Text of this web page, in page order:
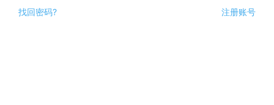
找回密码? 注册账号